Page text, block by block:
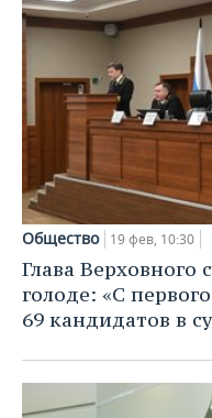
Общество 19 фев, 10:30
Глава Верховного
голоде: «С
69 кандидатов в